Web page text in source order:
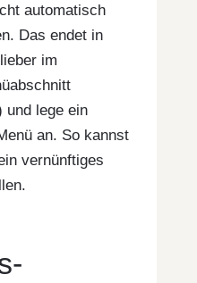
automatisch
Das endet in
im
und lege ein
an. So kannst
vernünftiges